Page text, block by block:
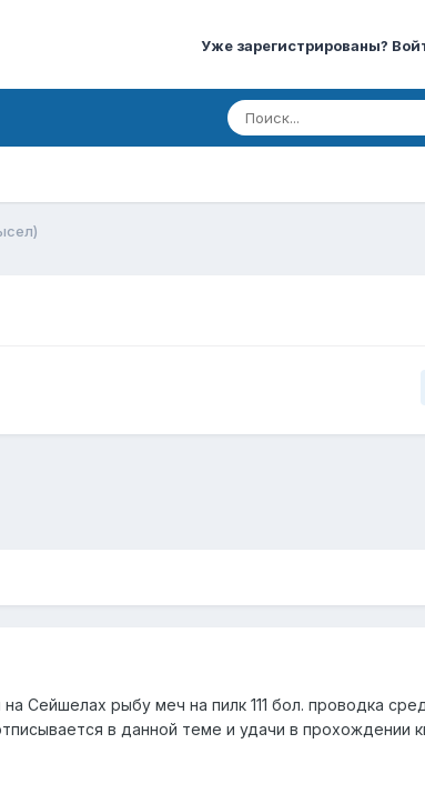
Уже зарегистрированы?
Сейшелах рыбу меч на пилк 111 бол. проводка
в данной теме и удачи в прохождении